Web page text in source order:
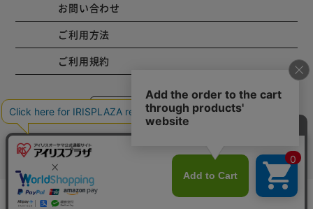
在庫切れ mail_outline入荷したらメールでお知らせ
お問い合わせ
ご利用方法
ご利用規約
コーポレートサイト
Copyright © 2001 IRISPLAZA. ALL Rights Reserved.